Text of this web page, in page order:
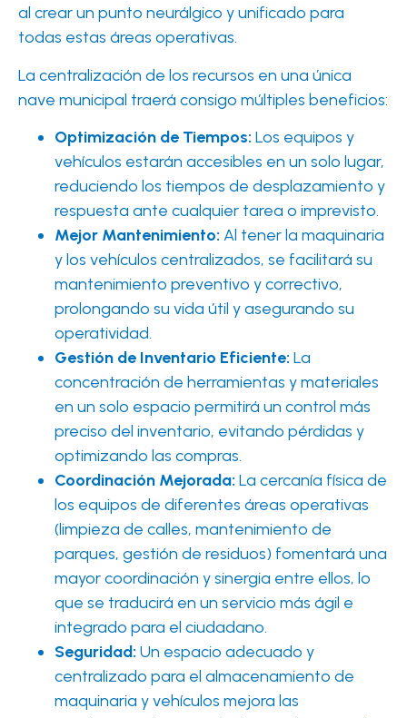
al crear un punto neurálgico y unificado para
todas estas áreas operativas.
La centralización de los recursos en una única
nave municipal traerá consigo múltiples beneficios:
Optimización de Tiempos: Los equipos y
vehículos estarán accesibles en un solo lugar,
reduciendo los tiempos de desplazamiento y
respuesta ante cualquier tarea o imprevisto.
Mejor Mantenimiento: Al tener la maquinaria
y los vehículos centralizados, se facilitará su
mantenimiento preventivo y correctivo,
prolongando su vida útil y asegurando su
operatividad.
Gestión de Inventario Eficiente: La
concentración de herramientas y materiales
en un solo espacio permitirá un control más
preciso del inventario, evitando pérdidas y
optimizando las compras.
Coordinación Mejorada: La cercanía física de
los equipos de diferentes áreas operativas
(limpieza de calles, mantenimiento de
parques, gestión de residuos) fomentará una
mayor coordinación y sinergia entre ellos, lo
que se traducirá en un servicio más ágil e
integrado para el ciudadano.
Seguridad: Un espacio adecuado y
centralizado para el almacenamiento de
maquinaria y vehículos mejora las